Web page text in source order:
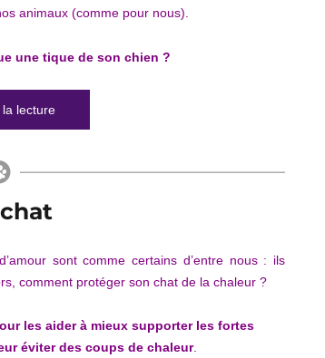
animaux (comme pour nous).
une tique de son chien ?
lecturede « Comment retirer une tique à mon chien ?
sont comme certains d’entre nous : ils
comment protéger son chat de la chaleur ?
les aider à mieux supporter les fortes
éviter des coups de chaleur.